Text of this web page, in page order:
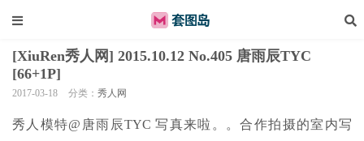
[XiuRen秀人网] 2015.10.12 No.405 唐雨辰TYC
[66+1P]
2017-03-18 分类： 秀人网
秀人模特@唐雨辰TYC 写真来啦。。合作拍摄的室内写